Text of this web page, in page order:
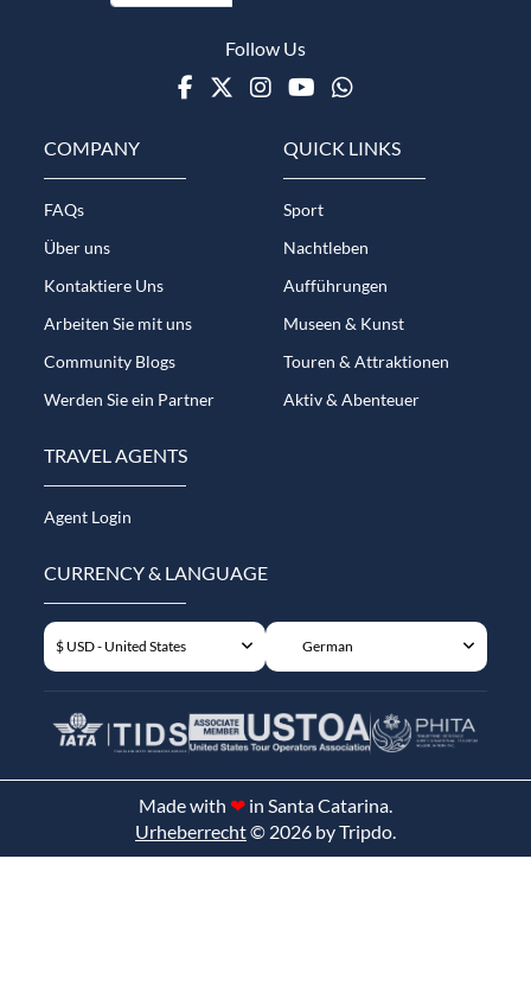
Follow Us
Facebook
TwitterInstagram
Youtube
WhatsApp
COMPANY
FAQs
Über uns
Kontaktiere Uns
Arbeiten Sie mit uns
Community Blogs
Werden Sie ein Partner
QUICK LINKS
Sport
Nachtleben
Aufführungen
Museen & Kunst
Touren & Attraktionen
Aktiv & Abenteuer
TRAVEL AGENTS
Agent Login
CURRENCY & LANGUAGE
$ USD - United States German
Made with ❤ in Santa Catarina.
Urheberrecht© 2026 by Tripdo.